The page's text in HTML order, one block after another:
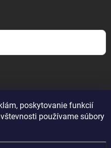
poskytovanie funkcií
používame súbory